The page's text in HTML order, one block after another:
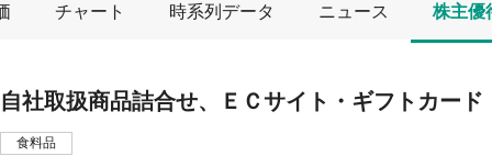
チャート 時系列データ ニュース 株主優
自社取扱商品詰合せ、ＥＣサイト・ギフトカード
食料品